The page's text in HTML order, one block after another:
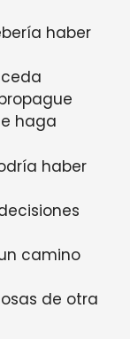
haber
haga
haber
camino
de otra